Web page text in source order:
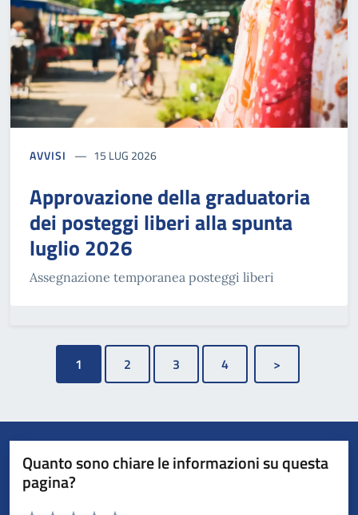
AVVISI 15 LUG 2026
Approvazione della graduatoria
dei posteggi liberi alla spunta
luglio 2026
Assegnazione temporanea posteggi liberi
1
Quanto sono chiare le informazioni su questa
pagina?